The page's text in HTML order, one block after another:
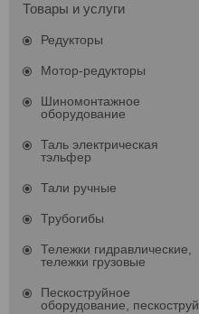
Товары и услуги
Редукторы
Мотор-редукторы
Шиномонтажное
оборудование
Таль электрическая
тэльфер
Тали ручные
Трубогибы
Тележки гидравлические,
тележки грузовые
Пескоструйное
оборудование, пескоструй